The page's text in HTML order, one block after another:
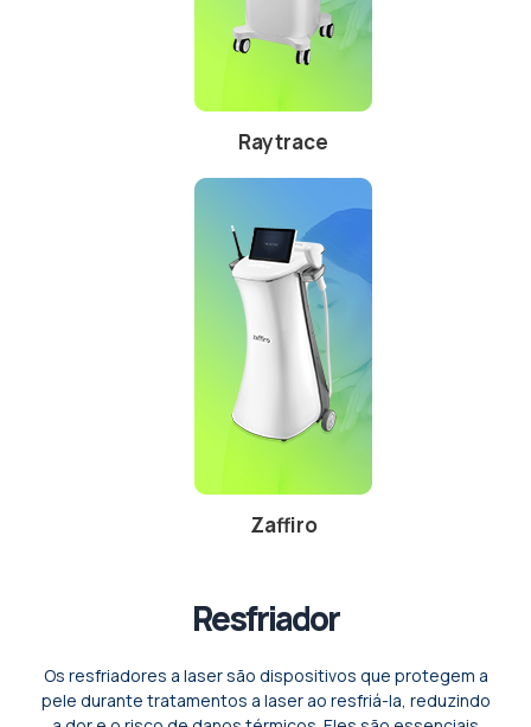
Raytrace
Zaffiro
Resfriador
Os resfriadores a laser são dispositivos que protegem a
pele durante tratamentos a laser ao resfriá-la, reduzindo